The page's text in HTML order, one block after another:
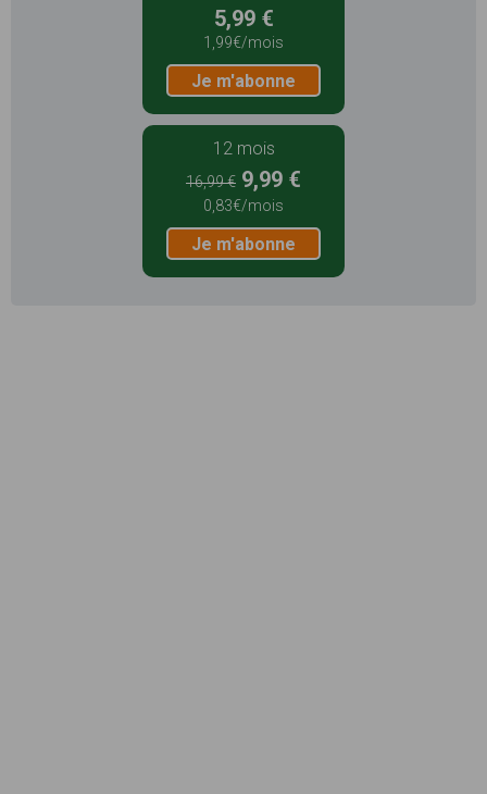
5,99 €
1,99€/mois
Je m'abonne
12 mois
16,99 € 9,99 €
0,83€/mois
Je m'abonne